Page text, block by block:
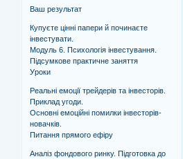
Ваш результат
Купуєте цінні папери й починаєте
інвестувати.
Модуль 6. Психологія інвестування.
Підсумкове практичне заняття
Уроки
Реальні емоції трейдерів та інвесторів.
Приклад угоди.
Основні емоційні помилки інвесторів-
новачків.
Питання прямого ефіру
Аналіз фондового ринку. Підготовка до